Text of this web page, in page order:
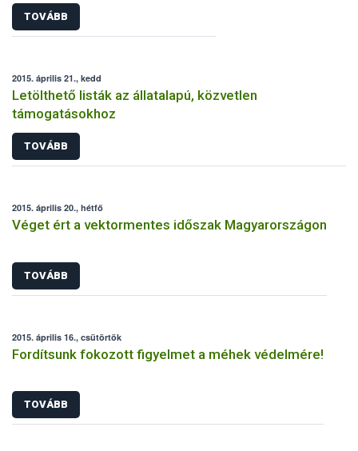
TOVÁBB
2015. április 21., kedd
Letölthető listák az állatalapú, közvetlen
támogatásokhoz
TOVÁBB
2015. április 20., hétfő
Véget ért a vektormentes időszak Magyarországon
TOVÁBB
2015. április 16., csütörtök
Fordítsunk fokozott figyelmet a méhek védelmére!
TOVÁBB